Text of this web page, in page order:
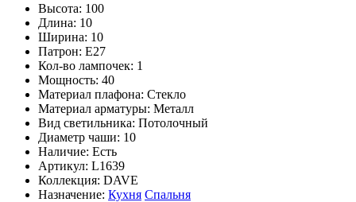
Высота: 100
Длина: 10
Ширина: 10
Патрон: E27
Кол-во лампочек: 1
Мощность: 40
Материал плафона: Стекло
Материал арматуры: Металл
Вид светильника: Потолочный
Диаметр чаши: 10
Наличие: Есть
Артикул: L1639
Коллекция: DAVE
Назначение: Кухня Спальня